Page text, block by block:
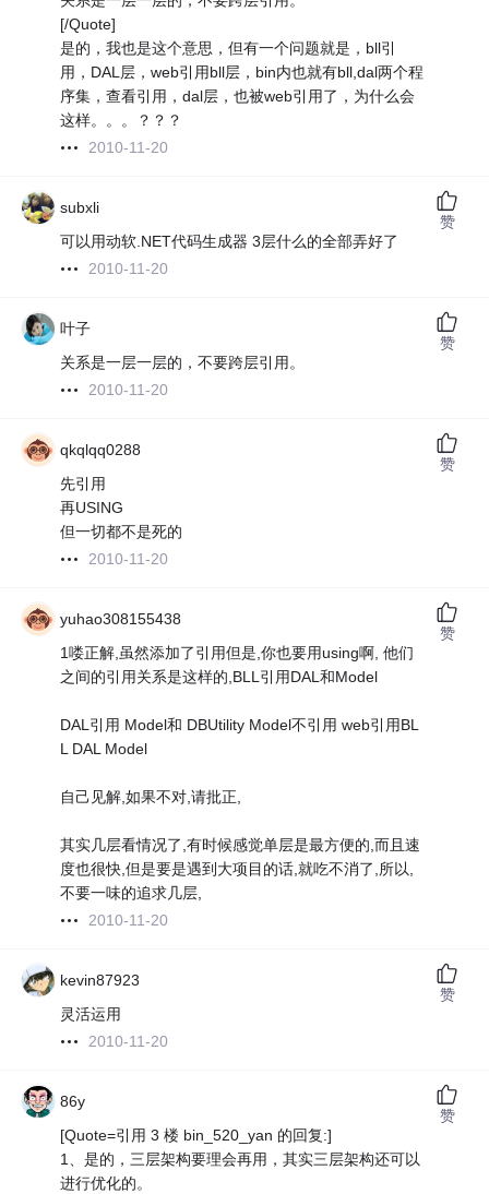
[/Quote]
是的，我也是这个意思，但有一个问题就是，bll引
用，DAL层，web引用bll层，bin内也就有bll,dal两个程
序集，查看引用，dal层，也被web引用了，为什么会
这样。。。？？？
2010-11-20
subxli
可以用动软.NET代码生成器 3层什么的全部弄好了
2010-11-20
赞
叶子
关系是一层一层的，不要跨层引用。
2010-11-20
赞
qkqlqq0288
先引用
再USING
但一切都不是死的
2010-11-20
赞
yuhao308155438
1喽正解,虽然添加了引用但是,你也要用using啊, 他们
之间的引用关系是这样的,BLL引用DAL和Model
DAL引用 Model和 DBUtility Model不引用 web引用BL
L DAL Model
自己见解,如果不对,请批正,
其实几层看情况了,有时候感觉单层是最方便的,而且速
度也很快,但是要是遇到大项目的话,就吃不消了,所以,
不要一味的追求几层,
2010-11-20
赞
kevin87923
灵活运用
2010-11-20
赞
86y
[Quote=引用 3 楼 bin_520_yan 的回复:]
1、是的，三层架构要理会再用，其实三层架构还可以
进行优化的。
赞